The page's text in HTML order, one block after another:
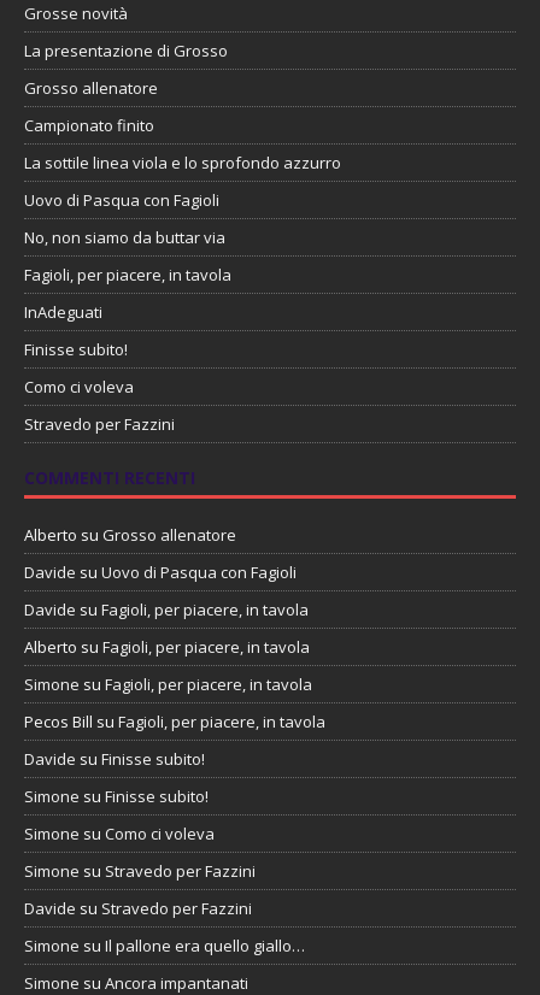
Grosse novità
La presentazione di Grosso
Grosso allenatore
Campionato finito
La sottile linea viola e lo sprofondo azzurro
Uovo di Pasqua con Fagioli
No, non siamo da buttar via
Fagioli, per piacere, in tavola
InAdeguati
Finisse subito!
Como ci voleva
Stravedo per Fazzini
COMMENTI RECENTI
Alberto su Grosso allenatore
Davide su Uovo di Pasqua con Fagioli
Davide su Fagioli, per piacere, in tavola
Alberto su Fagioli, per piacere, in tavola
Simone su Fagioli, per piacere, in tavola
Pecos Bill su Fagioli, per piacere, in tavola
Davide su Finisse subito!
Simone su Finisse subito!
Simone su Como ci voleva
Simone su Stravedo per Fazzini
Davide su Stravedo per Fazzini
Simone su Il pallone era quello giallo…
Simone su Ancora impantanati